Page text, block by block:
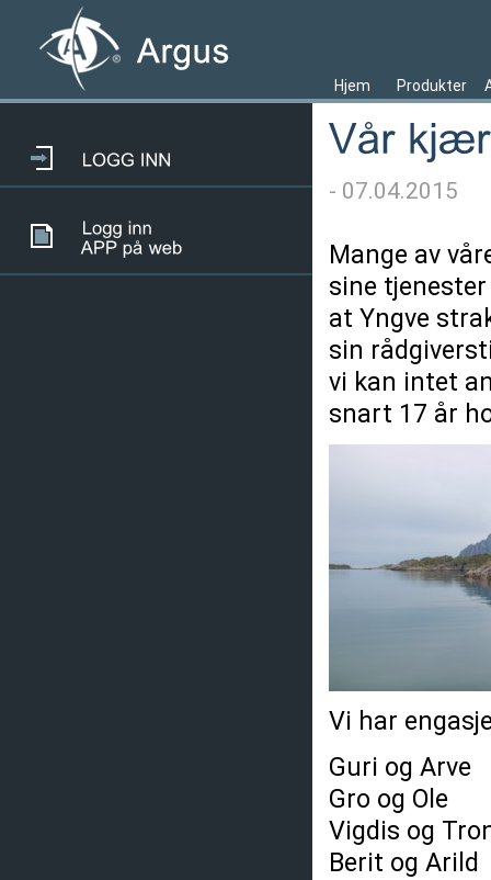
Hjem Produkter
- 07.04.2015
Mange av
sine
at Yngve
sin
vi kan intet
snart 17 år
Vi har
Guri og Arve
Gro og Ole
Vigdis og
Berit og Arild